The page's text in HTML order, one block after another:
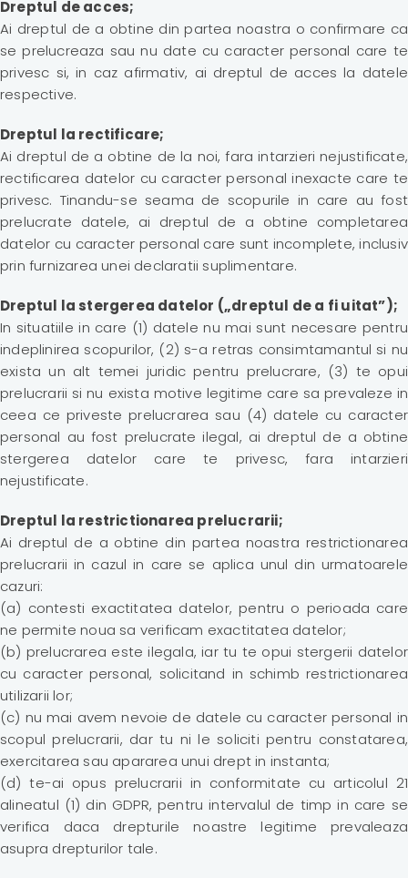
Dreptul de acces;
Ai dreptul de a obtine din partea noastra o confirmare ca
se prelucreaza sau nu date cu caracter personal care te
privesc si, in caz afirmativ, ai dreptul de acces la datele
respective.
Dreptul la rectificare;
Ai dreptul de a obtine de la noi, fara intarzieri nejustificate,
rectificarea datelor cu caracter personal inexacte care te
privesc. Tinandu-se seama de scopurile in care au fost
prelucrate datele, ai dreptul de a obtine completarea
datelor cu caracter personal care sunt incomplete, inclusiv
prin furnizarea unei declaratii suplimentare.
Dreptul la stergerea datelor („dreptul de a fi uitat”);
In situatiile in care (1) datele nu mai sunt necesare pentru
indeplinirea scopurilor, (2) s-a retras consimtamantul si nu
exista un alt temei juridic pentru prelucrare, (3) te opui
prelucrarii si nu exista motive legitime care sa prevaleze in
ceea ce priveste prelucrarea sau (4) datele cu caracter
personal au fost prelucrate ilegal, ai dreptul de a obtine
stergerea datelor care te privesc, fara intarzieri
nejustificate.
Dreptul la restrictionarea prelucrarii;
Ai dreptul de a obtine din partea noastra restrictionarea
prelucrarii in cazul in care se aplica unul din urmatoarele
cazuri:
(a) contesti exactitatea datelor, pentru o perioada care
ne permite noua sa verificam exactitatea datelor;
(b) prelucrarea este ilegala, iar tu te opui stergerii datelor
cu caracter personal, solicitand in schimb restrictionarea
utilizarii lor;
(c) nu mai avem nevoie de datele cu caracter personal in
scopul prelucrarii, dar tu ni le soliciti pentru constatarea,
exercitarea sau apararea unui drept in instanta;
(d) te-ai opus prelucrarii in conformitate cu articolul 21
alineatul (1) din GDPR, pentru intervalul de timp in care se
verifica daca drepturile noastre legitime prevaleaza
asupra drepturilor tale.